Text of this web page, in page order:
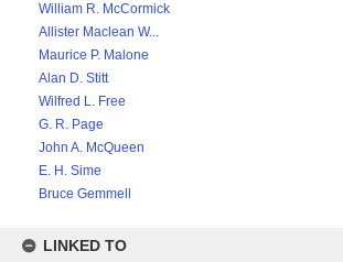
William R. McCormick
Allister Maclean W...
Maurice P. Malone
Alan D. Stitt
Wilfred L. Free
G. R. Page
John A. McQueen
E. H. Sime
Bruce Gemmell
LINKED TO